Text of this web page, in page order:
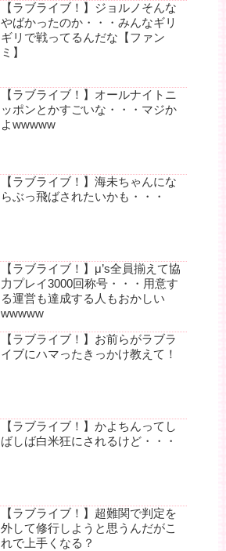
【ラブライブ！】ジョルノそんな
やばかったのか・・・みんなギリ
ギリで戦ってるんだな【ファン
ミ】
【ラブライブ！】オールナイトニ
ッポンとかすごいな・・・マジか
よwwwww
【ラブライブ！】海未ちゃんにな
らぶっ飛ばされたいかも・・・
【ラブライブ！】μ’s全員揃えて協
力プレイ3000回称号・・・用意す
る運営も達成する人もおかしい
wwwww
【ラブライブ！】お前らがラブラ
イブにハマったきっかけ教えて！
【ラブライブ！】かよちんってし
ばしば白米狂にされるけど・・・
【ラブライブ！】超難関で判定を
外して修行しようと思うんだがこ
れで上手くなる？